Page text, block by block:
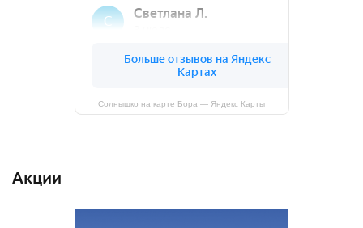
Солнышко на карте Бора — Яндекс Карты
Акции